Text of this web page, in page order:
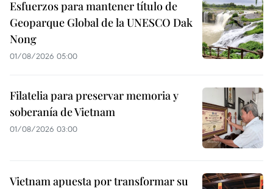
Esfuerzos para mantener título de
Geoparque Global de la UNESCO Dak
Nong
01/08/2026 05:00
Filatelia para preservar memoria y
soberanía de Vietnam
01/08/2026 03:00
Vietnam apuesta por transformar su